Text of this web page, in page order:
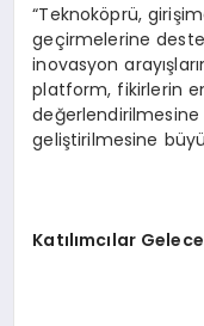
“Teknoköprü,
geçirmelerine
inovasyon
platform, fikirlerin
değerlendirilmesine
geliştirilmesine
Katılımcılar